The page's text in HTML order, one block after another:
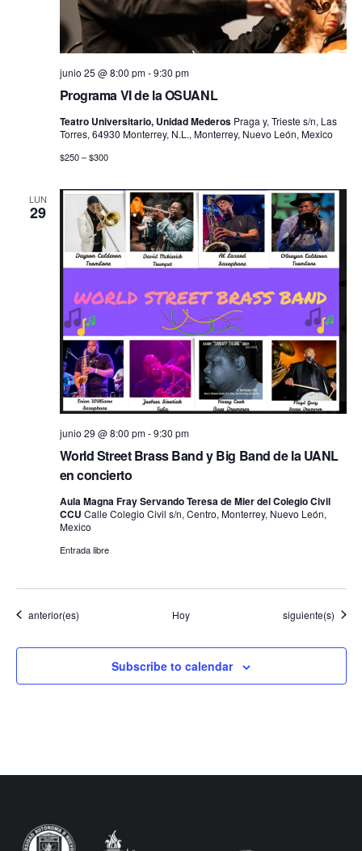
Programa VI de la OSUANL
junio 25 @ 8:00 pm-9:30 pm
Teatro Universitario, Unidad Mederos Praga y, Trieste s/n, Las
Torres, 64930 Monterrey, N.L., Monterrey, Nuevo León, Mexico
$250 – $300
LUN
29
World Street Brass Band y Big Band de la UANL
en concierto
junio 29 @ 8:00 pm-9:30 pm
Aula Magna Fray Servando Teresa de Mier del Colegio Civil
CCU Calle Colegio Civil s/n, Centro, Monterrey, Nuevo León,
Mexico
Entrada libre
Eventos
anterior(es) Hoy Eventos
siguiente(s)
Subscribe to calendar